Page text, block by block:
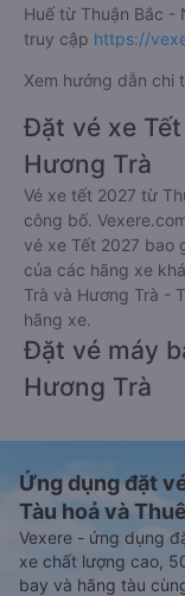
Huế từ Thuận Bắc -
truy cập https://
Xem hướng dẫn chi
Đặt vé xe
Hương Trà
Vé xe tết 2027 từ
công bố.
vé xe Tết 2027 bao
của các hãng xe
Trà và Hương Trà -
hãng xe.
Đặt vé máy
Hương Trà
Ứng dụng đặt
Tàu hoả và
Vexere - ứng dụng
xe chất lượng cao,
bay và hãng tàu